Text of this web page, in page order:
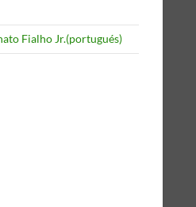
Fialho Jr.(portugués)